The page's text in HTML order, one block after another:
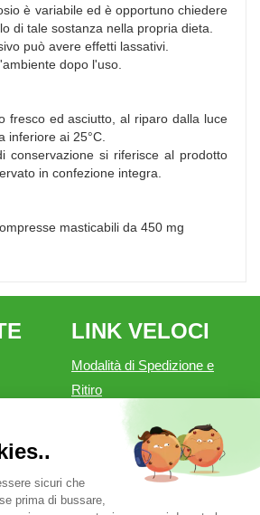
è variabile ed è opportuno chiedere
di tale sostanza nella propria dieta.
può avere effetti lassativi.
dopo l'uso.
fresco ed asciutto, al riparo dalla luce
inferiore ai 25°C.
conservazione si riferisce al prodotto
in confezione integra.
masticabili da 450 mg
LINK VELOCI
Modalità di Spedizione e
Ritiro
Informativa privacy
Condizioni di vendita